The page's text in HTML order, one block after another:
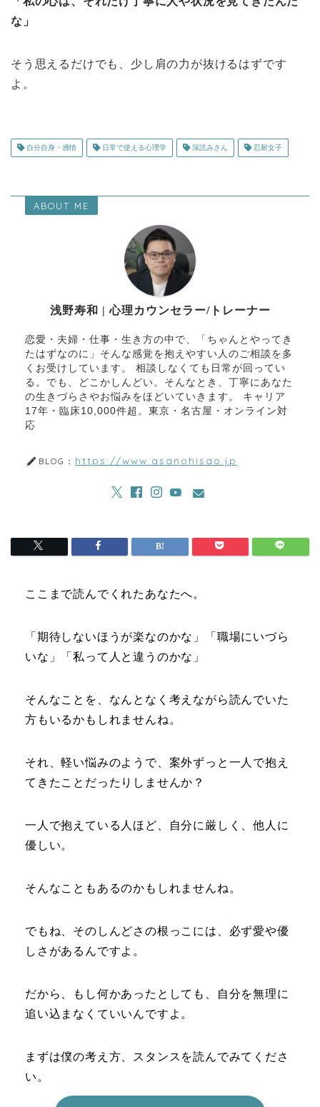
な」
そう思えるだけでも、少し肩の力が抜けるはずです
よ。
自分自身・感情 日常で使える心理学 深読みさん 忍耐女子
ABOUT ME
浅野寿和 | 心理カウンセラー/トレーナー
恋愛・夫婦・仕事・生き方の中で、「ちゃんとやってき
たはずなのに」そんな感覚を抱えやすい人のご相談を多
くお受けしています。 相談しなくても日常が回ってい
る。でも、どこかしんどい。そんなとき、丁寧にあなた
の生きづらさやお悩みをほどいていきます。 キャリア
17年・臨床10,000件超。東京・名古屋・オンライン対
応
BLOG： https://www.asanohisao.jp
ここまで読んでくれたあなたへ。
「期待しないほうが楽なのかな」「職場にいづら
いな」「私って人と違うのかな」
そんなことを、なんとなく考えながら読んでいた
方もいるかもしれませんね。
それ、軽い悩みのようで、案外ずっと一人で抱え
てきたことだったりしませんか？
一人で抱えている人ほど、自分に厳しく、他人に
優しい。
そんなこともあるのかもしれませんね。
でもね、そのしんどさの根っこには、必ず愛や優
しさがあるんですよ。
だから、もし何かあったとしても、自分を無理に
追い込まなくていいんですよ。
まずは僕の考え方、スタンスを読んでみてくださ
い。